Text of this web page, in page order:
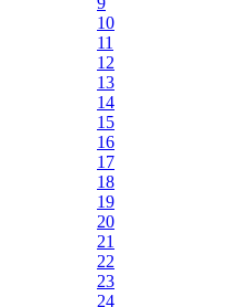
10
11
12
13
14
15
16
17
18
19
20
21
22
23
24